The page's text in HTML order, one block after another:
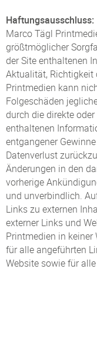
Haftungsausschluss:
Marco Tägl
größtmöglicher
der Site enthaltenen
Aktualität,
Printmedien kann
Folgeschäden
durch die direkte
enthaltenen
entgangener
Datenverlust
Änderungen in den
vorherige
und unverbindlich.
Links zu externen
externer Links und
Printmedien in
für alle angeführten
Website sowie für